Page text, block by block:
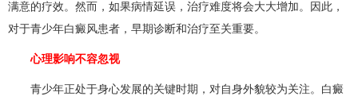
满意的疗效。然而，如果病情延误，治疗难度将会大大增加。因此，
对于青少年白癜风患者，早期诊断和治疗至关重要。
心理影响不容忽视
青少年正处于身心发展的关键时期，对自身外貌较为关注。白癜